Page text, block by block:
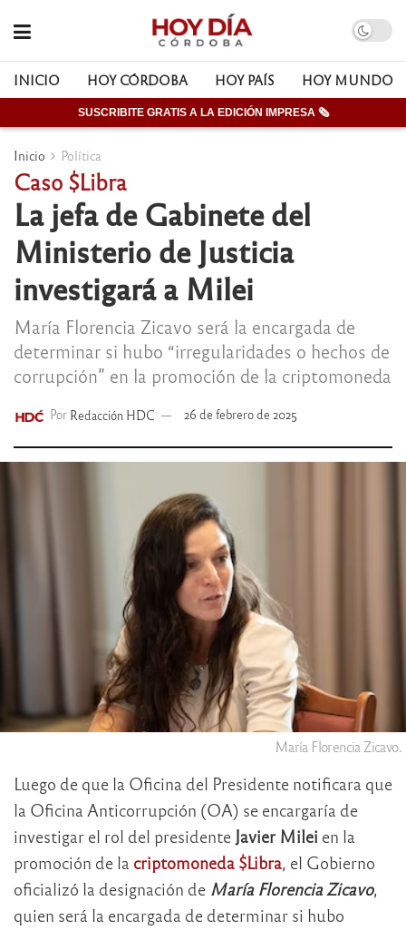
INICIO HOY CÓRDOBA HOY PAÍS HOY MUNDO
SUSCRIBITE GRATIS A LA EDICIÓN IMPRESA 🗞
Inicio Política
Caso $Libra
La jefa de Gabinete del
Ministerio de Justicia
investigará a Milei
María Florencia Zicavo será la encargada de
determinar si hubo “irregularidades o hechos de
corrupción” en la promoción de la criptomoneda
Por Redacción HDC 26 de febrero de 2025
María Florencia Zicavo.
Luego de que la Oficina del Presidente notificara que
la Oficina Anticorrupción (OA) se encargaría de
investigar el rol del presidente Javier Milei en la
promoción de la criptomoneda $Libra, el Gobierno
oficializó la designación de María Florencia Zicavo,
quien será la encargada de determinar si hubo